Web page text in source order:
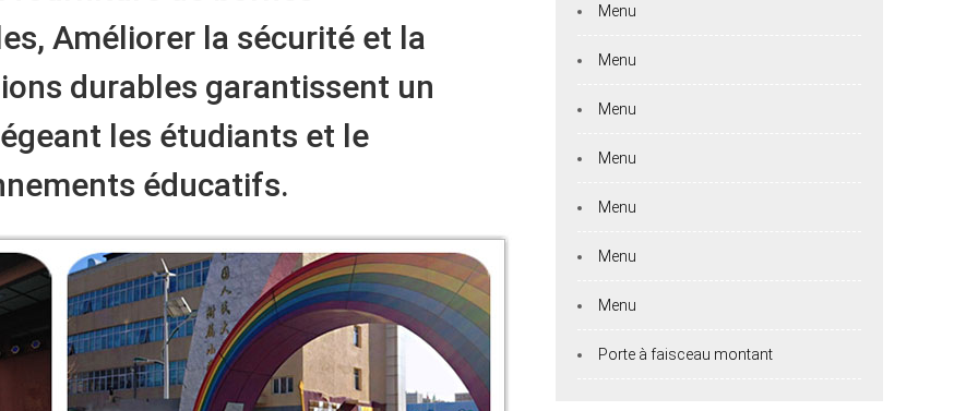
Améliorer la sécurité et la
durables garantissent un
les étudiants et le
éducatifs.
Menu
Menu
Menu
Menu
Menu
Menu
Menu
Porte à faisceau montant